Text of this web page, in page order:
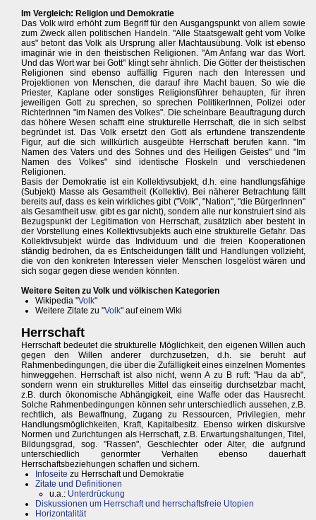
Im Vergleich: Religion und Demokratie
Das Volk wird erhöht zum Begriff für den Ausgangspunkt von allem sowie
zum Zweck allen politischen Handeln. "Alle Staatsgewalt geht vom Volke
aus" betont das Volk als Ursprung aller Machtausübung. Volk ist ebenso
imaginär wie in den theistischen Religionen. "Am Anfang war das Wort.
Und das Wort war bei Gott" klingt sehr ähnlich. Die Götter der theistischen
Religionen sind ebenso auffällig Figuren nach den Interessen und
Projektionen von Menschen, die darauf ihre Macht bauen. So wie die
Priester, Kaplane oder sonstiges Religionsführer behaupten, für ihren
jeweiligen Gott zu sprechen, so sprechen PolitikerInnen, Polizei oder
RichterInnen "im Namen des Volkes". Die scheinbare Beauftragung durch
das höhere Wesen schafft eine strukturelle Herrschaft, die in sich selbst
begründet ist. Das Volk ersetzt den Gott als erfundene transzendente
Figur, auf die sich willkürlich ausgeübte Herrschaft berufen kann. "Im
Namen des Vaters und des Sohnes und des Heiligen Geistes" und "Im
Namen des Volkes" sind identische Floskeln und verschiedenen
Religionen.
Basis der Demokratie ist ein Kollektivsubjekt, d.h. eine handlungsfähige
(Subjekt) Masse als Gesamtheit (Kollektiv). Bei näherer Betrachtung fällt
bereits auf, dass es kein wirkliches gibt ("Volk", "Nation", "die BürgerInnen"
als Gesamtheit usw. gibt es gar nicht), sondern alle nur konstruiert sind als
Bezugspunkt der Legitimation von Herrschaft, zusätzlich aber besteht in
der Vorstellung eines Kollektivsubjekts auch eine strukturelle Gefahr. Das
Kollektivsubjekt würde das Individuum und die freien Kooperationen
ständig bedrohen, da es Entscheidungen fällt und Handlungen vollzieht,
die von den konkreten Interessen vieler Menschen losgelöst wären und
sich sogar gegen diese wenden könnten.
Weitere Seiten zu Volk und völkischen Kategorien
Wikipedia "Volk"
Weitere Zitate zu "Volk" auf einem Wiki
Herrschaft
Herrschaft bedeutet die strukturelle Möglichkeit, den eigenen Willen auch
gegen den Willen anderer durchzusetzen, d.h. sie beruht auf
Rahmenbedingungen, die über die Zufälligkeit eines einzelnen Momentes
hinweggehen. Herrschaft ist also nicht, wenn A zu B ruft: "Hau da ab",
sondern wenn ein strukturelles Mittel das einseitig durchsetzbar macht,
z.B. durch ökonomische Abhängigkeit, eine Waffe oder das Hausrecht.
Solche Rahmenbedingungen können sehr unterschiedlich aussehen, z.B.
rechtlich, als Bewaffnung, Zugang zu Ressourcen, Privilegien, mehr
Handlungsmöglichkeiten, Kraft, Kapitalbesitz. Ebenso wirken diskursive
Normen und Zurichtungen als Herrschaft, z.B. Erwartungshaltungen, Titel,
Bildungsgrad, sog. "Rassen", Geschlechter oder Alter, die aufgrund
unterschiedlich genormter Verhalten ebenso dauerhaft
Herrschaftsbeziehungen schaffen und sichern.
Infoseite zu Herrschaft und Demokratie
Zitate und Definitionen
u.a.: Unterdrückung
Diskussionen um Herrschaft und herrschaftsfreie Utopien
Horizontalität